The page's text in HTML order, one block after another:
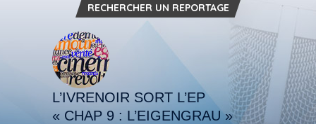
RECHERCHER UN REPORTAGE
L’IVRENOIR SORT L’EP
« CHAP 9 : L’EIGENGRAU »